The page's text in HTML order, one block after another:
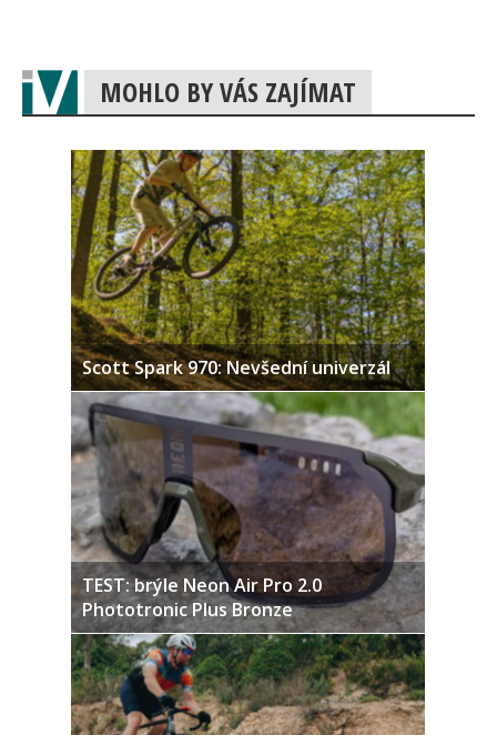
MOHLO BY VÁS ZAJÍMAT
Scott Spark 970: Nevšední univerzál
TEST: brýle Neon Air Pro 2.0
Phototronic Plus Bronze